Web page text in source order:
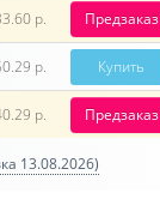
р. Предзаказ
р. Купить
р. Предзаказ
13.08.2026)